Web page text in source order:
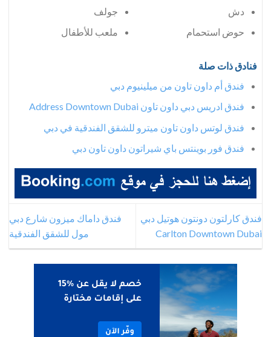
دش
حوض استحمام
جولف
ملعب للأطفال
فنادق ذات صلة
فندق أم داون تاون من ميلينيوم دبي
فندق ادريس دبي داون تاون Address Downtown Dubai
فندق لوتس داون تاون ميترو للشقق الفندقية في دبي
فندق فور بوينتس باي شيراتون داون تاون دبي
فندق كارلتون دونتون هوتيل دبي
Carlton Downtown Dubai
فندق داماك ميزون شارع دبي
مول للشقق الفندقية